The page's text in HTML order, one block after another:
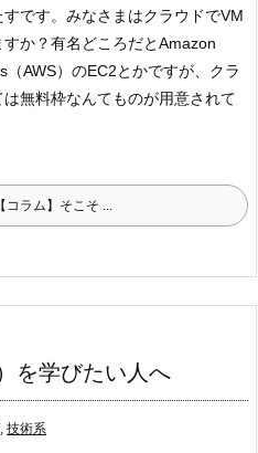
です。 みなさまはクラウドでVM
か？有名どころだとAmazon
AWS）のEC2とかですが、 クラ
は無料枠なんてものが用意されて
コラム】そこそ ...
を学びたい人へ
, 技術系